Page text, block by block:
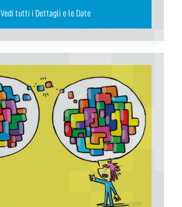
Vedi tutti i Dettagli e le Date